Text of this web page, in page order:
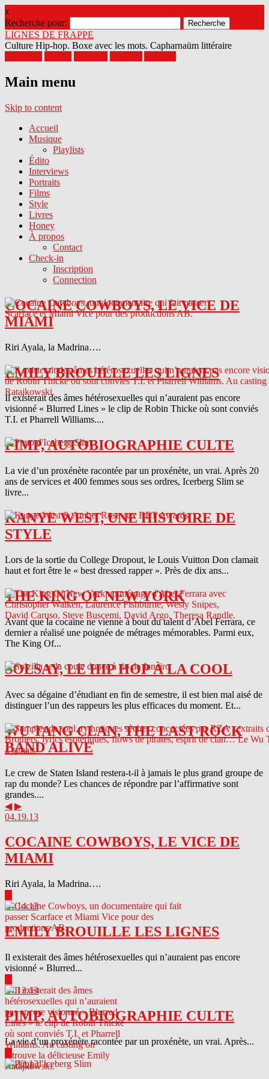
x
Recherche pour:
LIGNES DE FRAPPE
Culture Hip-hop. Boxe avec les mots. Capharnaüm littéraire
Main menu
Skip to content
Accueil
Musique
Playlists
Édito
Interviews
Portraits
Films
Style
Livres
Honey
À propos
Contact
Check-in
Inscription
Connection
COCAINE COWBOYS, LE VICE DE
MIAMI
Riri Ayala, la Madrina….
EMILY BROUILLE LES LIGNES
Il existerait des âmes hétérosexuelles qui n’auraient pas encore
visionné « Blurred Lines » le clip de Robin Thicke où sont conviés
T.I. et Pharrell Williams....
PIMP, AUTOBIOGRAPHIE CULTE
La vie d’un proxénète racontée par un proxénète, un vrai. Après 20
ans de services et 400 femmes sous ses ordres, Icerberg Slim se
livre...
KANYE WEST, UNE HISTOIRE DE
STYLE
Lors de la sortie du College Dropout, le Louis Vuitton Don clamait
haut et fort être le « best dressed rapper ». Près de dix ans...
THE KING OF NEW YORK
Avant que la cocaïne ne vienne à bout du talent d’Abel Ferrara, ce
dernier a réalisé une poignée de métrages mémorables. Parmi eux,
The King Of...
SOLSAY, LE HIP HOP À LA COOL
Avec sa dégaine d’étudiant en fin de semestre, il est bien mal aisé de
distinguer l’un des rappeurs les plus efficaces du moment. Et...
WU TANG CLAN, THE LAST ROCK
BAND ALIVE
Le crew de Staten Island restera-t-il à jamais le plus grand groupe de
rap du monde? Les chances de répondre par l’affirmative sont
grandes....
◀ ▶
04.19.13
COCAINE COWBOYS, LE VICE DE
MIAMI
Riri Ayala, la Madrina….
04.14.13
EMILY BROUILLE LES LIGNES
Il existerait des âmes hétérosexuelles qui n’auraient pas encore
visionné « Blurred...
04.13.13
PIMP, AUTOBIOGRAPHIE CULTE
La vie d’un proxénète racontée par un proxénète, un vrai. Après...
04.12.13